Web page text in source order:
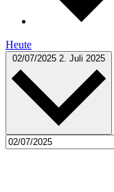
Heute
02/07/2025 2. Juli 2025